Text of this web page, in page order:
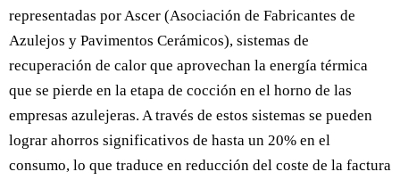
representadas por Ascer (Asociación de Fabricantes de
Azulejos y Pavimentos Cerámicos), sistemas de
recuperación de calor que aprovechan la energía térmica
que se pierde en la etapa de cocción en el horno de las
empresas azulejeras. A través de estos sistemas se pueden
lograr ahorros significativos de hasta un 20% en el
consumo, lo que traduce en reducción del coste de la factura